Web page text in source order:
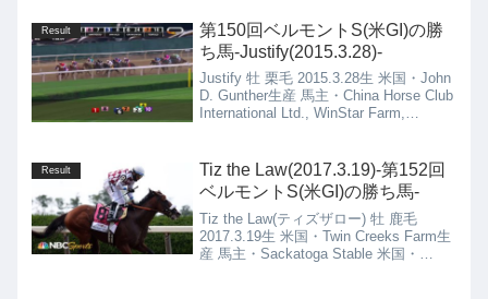
Result
第150回ベルモントS(米GI)の勝
ち馬-Justify(2015.3.28)-
Justify 牡 栗毛 2015.3.28生 米国・John
D. Gunther生産 馬主・China Horse Club
International Ltd., WinStar Farm,
Result
Tiz the Law(2017.3.19)-第152回
ベルモントS(米GI)の勝ち馬-
Tiz the Law(ティズザロー) 牡 鹿毛
2017.3.19生 米国・Twin Creeks Farm生
産 馬主・Sackatoga Stable 米国・